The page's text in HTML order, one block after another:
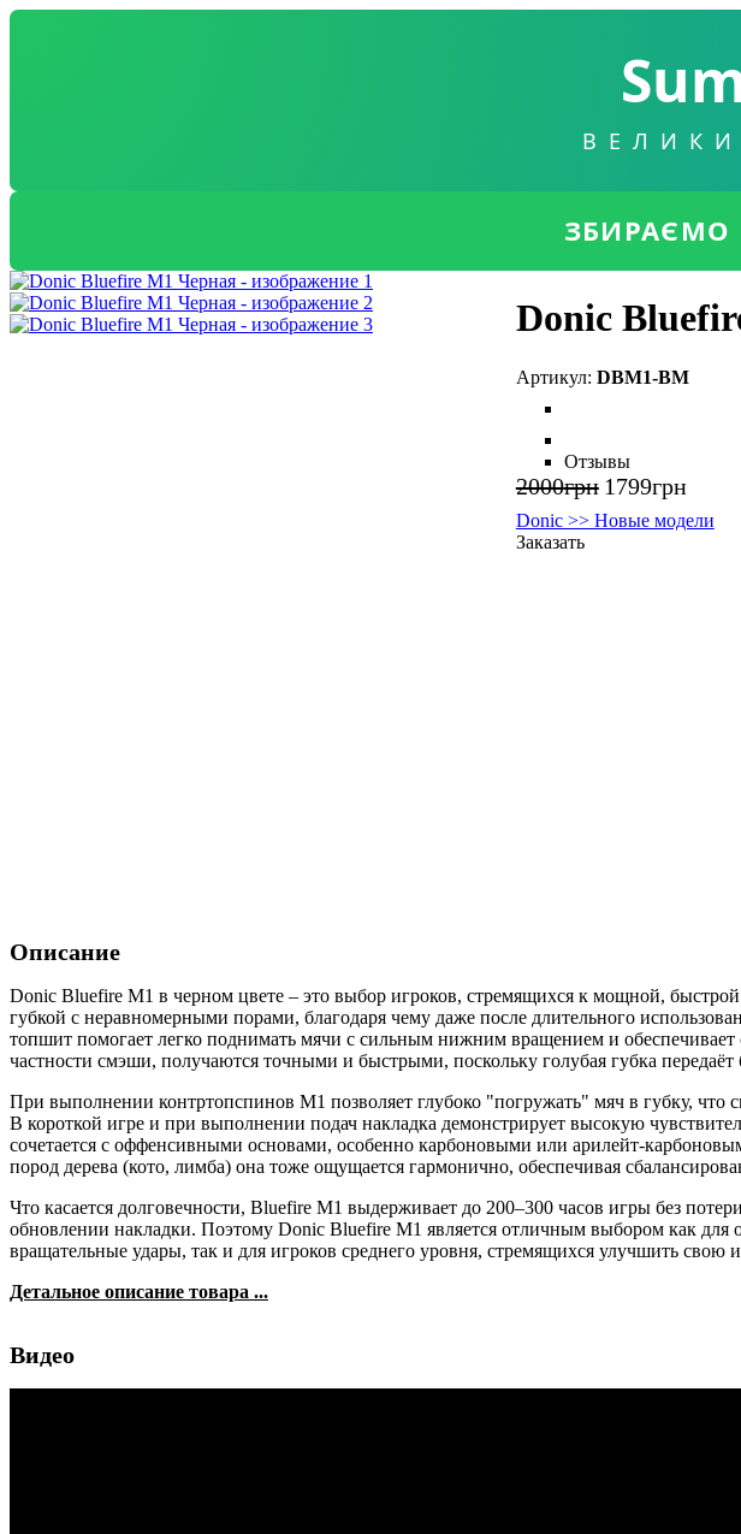
ЗБИРАЄМО
Donic
DBM1-BM
Отзывы
2000грн 1799грн
Donic >> Новые модели
Заказать
Описание
Donic Bluefire M1 в черном цвете – это выбор игроков, стремящихся к мощной,
губкой с неравномерными порами, благодаря чему даже после длительного
топшит помогает легко поднимать мячи с сильным нижним вращением и
частности смэши, получаются точными и быстрыми, поскольку голубая губка
При выполнении контртопспинов M1 позволяет глубоко "погружать" мяч в губку,
В короткой игре и при выполнении подач накладка демонстрирует высокую
сочетается с оффенсивными основами, особенно карбоновыми или арилейт-
пород дерева (кото, лимба) она тоже ощущается гармонично, обеспечивая
Что касается долговечности, Bluefire M1 выдерживает до 200–300 часов игры без
обновлении накладки. Поэтому Donic Bluefire M1 является отличным выбором как
вращательные удары, так и для игроков среднего уровня, стремящихся улучшить свою
Детальное описание товара ...
Видео